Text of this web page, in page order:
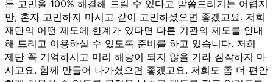
든 고민을 100% 해결해 드릴 수 있다고 말씀드리기는 어렵지
만, 혼자 고민하지 마시고 같이 고민하셨으면 좋겠고요. 저희
재단의 어떤 제도에 한계가 있다면 다른 기관의 제도를 안내
해 드리고 이용하실 수 있도록 준비를 하고 있습니다. 저희
제단 꼭 기억하시고 미리 해당이 되지 않을 거라 짐작하지 마
시고요. 함께 만들어 나가셨으면 좋겠고요. 저희도 좀 더 편안